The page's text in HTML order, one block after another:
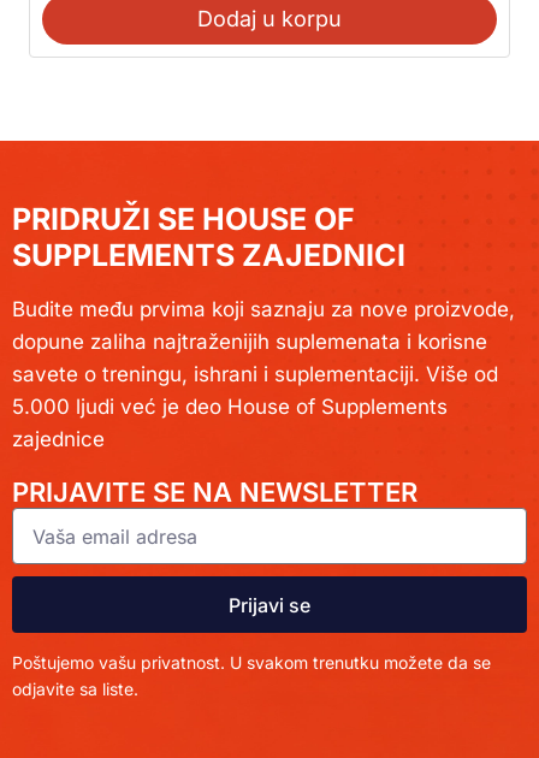
Dodaj u korpu
PRIDRUŽI SE HOUSE OF
SUPPLEMENTS ZAJEDNICI
Budite među prvima koji saznaju za nove proizvode,
dopune zaliha najtraženijih suplemenata i korisne
savete o treningu, ishrani i suplementaciji. Više od
5.000 ljudi već je deo House of Supplements
zajednice
PRIJAVITE SE NA NEWSLETTER
Prijavi se
Poštujemo vašu privatnost. U svakom trenutku možete da se
odjavite sa liste.